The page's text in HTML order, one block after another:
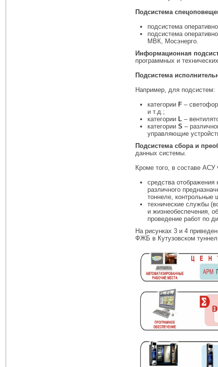
Подсистема
подсистема
подсистема
МВК, Мосэнерго.
Информационная
программных и
Подсистема
Например, для подсистем:
категории F –
и т.д.;
категории L –
категории S –
управляющие
Подсистема сбора и
данных системы.
Кроме того, в составе
средства
различного
тоннеле, контрольные
технические службы
и жизнеобеспечения,
проведение работ по
На рисунках 3 и 4
ФЖБ в Кутузовском